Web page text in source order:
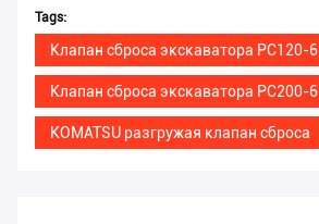
Tags:
Клапан сброса экскаватора PC120-6
Клапан сброса экскаватора PC200-6
KOMATSU разгружая клапан сброса